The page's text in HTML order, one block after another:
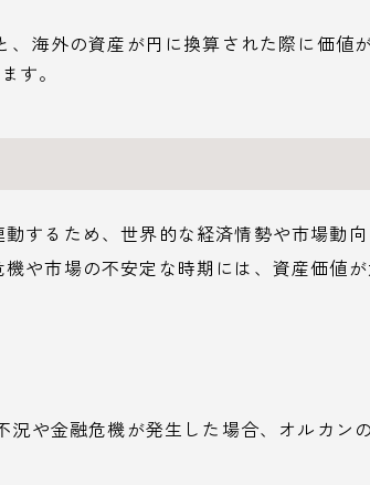
、海外の資産が円に換算された際に価値
す。
するため、世界的な経済情勢や市場動
や市場の不安定な時期には、資産価値
況や金融危機が発生した場合、オルカン